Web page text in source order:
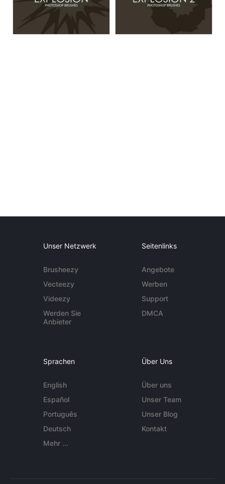
Unser Netzwerk
Brusheezy
Vecteezy
Videezy
Werden Sie
Anbieter
Seitenlinks
Angebote
Werben
Support
DMCA
Sprachen
English
Español
Português
Deutsch
Mehr ...
Über Uns
Über uns
Unser Team
Unser Blog
Kontakt